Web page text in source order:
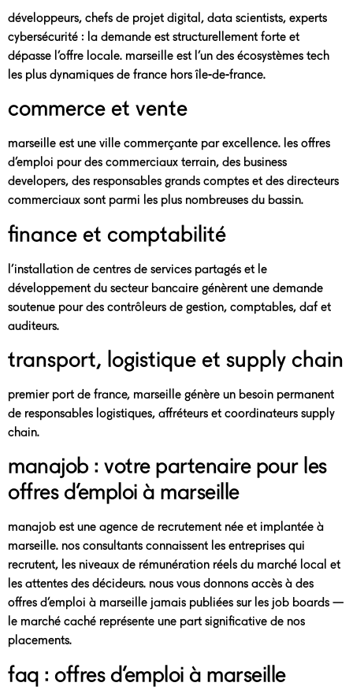
développeurs, chefs de projet digital, data scientists, experts
cybersécurité : la demande est structurellement forte et
dépasse l’offre locale. marseille est l’un des écosystèmes tech
les plus dynamiques de france hors île-de-france.
commerce et vente
marseille est une ville commerçante par excellence. les offres
d’emploi pour des commerciaux terrain, des business
developers, des responsables grands comptes et des directeurs
commerciaux sont parmi les plus nombreuses du bassin.
finance et comptabilité
l’installation de centres de services partagés et le
développement du secteur bancaire génèrent une demande
soutenue pour des contrôleurs de gestion, comptables, daf et
auditeurs.
transport, logistique et supply chain
premier port de france, marseille génère un besoin permanent
de responsables logistiques, affréteurs et coordinateurs supply
chain.
manajob : votre partenaire pour les
offres d’emploi à marseille
manajob est une agence de recrutement née et implantée à
marseille. nos consultants connaissent les entreprises qui
recrutent, les niveaux de rémunération réels du marché local et
les attentes des décideurs. nous vous donnons accès à des
offres d’emploi à marseille jamais publiées sur les job boards —
le marché caché représente une part significative de nos
placements.
faq : offres d’emploi à marseille